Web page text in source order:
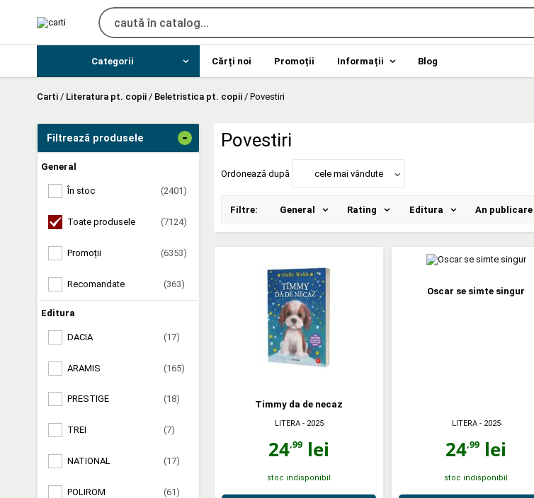
Categorii Cărți noi Promoții Informații Blog
Carti / Literatura pt. copii / Beletristica pt. copii / Povestiri
Filtrează produsele -
General
În stoc (2401)
Toate produsele (7124)
Promoții (6353)
Recomandate (363)
Editura
DACIA (17)
ARAMIS (165)
PRESTIGE (18)
TREI (7)
NATIONAL (17)
POLIROM (61)
Povestiri
Ordonează după cele mai vândute
Filtre: General Rating Editura An publicare
Timmy da de necaz
LITERA- 2025
24,99 lei
stoc indisponibil
Oscar se simte singur
LITERA- 2025
24,99 lei
stoc indisponibil